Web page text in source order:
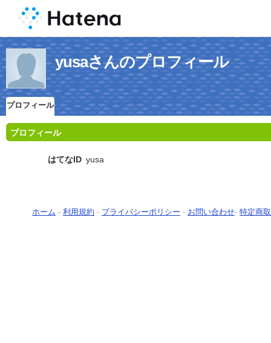
yusaさんのプロフィール
プロフィール
プロフィール
はてなID yusa
ホーム - 利用規約 - プライバシーポリシー - お問い合わせ- 特定商